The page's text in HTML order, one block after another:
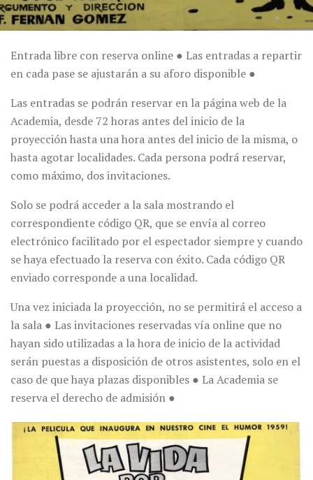
Entrada libre con reserva online ● Las entradas a repartir
en cada pase se ajustarán a su aforo disponible ●
Las entradas se podrán reservar en la página web de la
Academia, desde 72 horas antes del inicio de la
proyección hasta una hora antes del inicio de la misma, o
hasta agotar localidades. Cada persona podrá reservar,
como máximo, dos invitaciones.
Solo se podrá acceder a la sala mostrando el
correspondiente código QR, que se envía al correo
electrónico facilitado por el espectador siempre y cuando
se haya efectuado la reserva con éxito. Cada código QR
enviado corresponde a una localidad.
Una vez iniciada la proyección, no se permitirá el acceso a
la sala ● Las invitaciones reservadas vía online que no
hayan sido utilizadas a la hora de inicio de la actividad
serán puestas a disposición de otros asistentes, solo en el
caso de que haya plazas disponibles ● La Academia se
reserva el derecho de admisión ●